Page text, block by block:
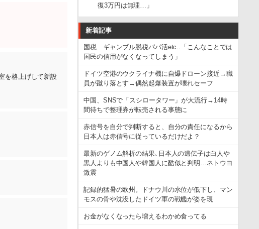
を格上げして新設
復3万円は無理…」
新着記事
国税 ギャンブル脱税パパ活etc..「こんなことでは
国民の信用がなくなってしまう」
ドイツ空港のウクライナ機に自爆ドローン接近→職
員が蹴り落とす→偶然起爆装置が壊れセーフ
中国、SNSで「スシロータワー」が大流行→14時
間待ちで整理券が転売される事態に
赤信号を自分で判断すると、自分の責任になるから
日本人は赤信号に従っているだけだよ？
最新のゲノム解析の結果､日本人の遺伝子は白人や
黒人よりも中国人や韓国人に酷似と判明…ネトウヨ
激震
記録的猛暑の欧州。ドナウ川の水位が低下し、マン
モスの骨や沈没したドイツ軍の戦艦が姿を現
お金がなくなったら増えるわかめ食ってる